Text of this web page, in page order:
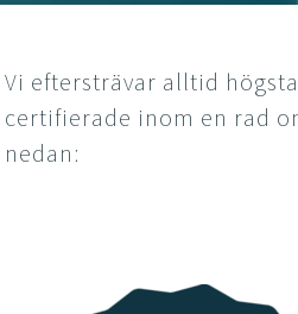
Vi eftersträvar alltid
certifierade inom en rad
nedan: